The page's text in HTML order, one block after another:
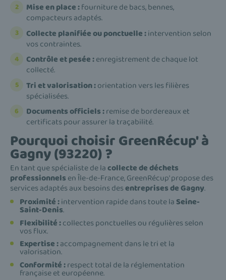
Mise en place :fourniture de bacs, bennes,
compacteurs adaptés.
Collecte planifiée ou ponctuelle :intervention selon
vos contraintes.
Contrôle et pesée :enregistrement de chaque lot
collecté.
Tri et valorisation :orientation vers les filières
spécialisées.
Documents officiels :remise de bordereaux et
certificats pour assurer la traçabilité.
Pourquoi choisir GreenRécup' à
Gagny (93220) ?
En tant que spécialiste de lacollecte de déchets
professionnels en Île-de-France, GreenRécup' propose des
services adaptés aux besoins desentreprises de Gagny.
Proximité :intervention rapide dans toute la Seine-
Saint-Denis.
Flexibilité :collectes ponctuelles ou régulières selon
vos flux.
Expertise :accompagnement dans le tri et la
valorisation.
Conformité :respect total de la réglementation
française et européenne.